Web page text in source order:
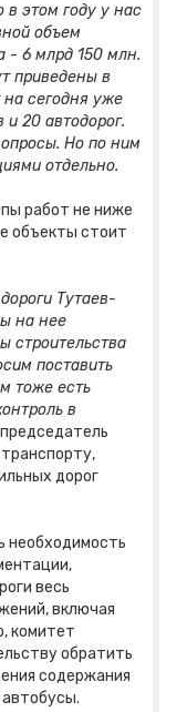
в этом году у нас
объем
- 6 млрд 150 млн.
приведены в
на сегодня уже
и 20 автодорог.
Но по ним
отдельно.
работ не ниже
объекты стоит
Тутаев-
на нее
строительства
поставить
тоже есть
в
дорог
необходимость
весь
включая
комитет
обратить
содержания